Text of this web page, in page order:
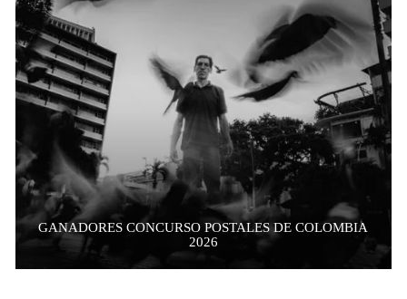
GANADORES CONCURSO POSTALES DE COLOMBIA
2026